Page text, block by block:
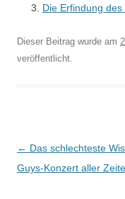
Die Erfindung des
Dieser Beitrag wurde am
veröffentlicht.
Beitragsnavigation
← Das schlechteste
Guys-Konzert aller